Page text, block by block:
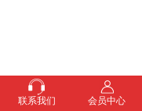
联系我们 会员中心